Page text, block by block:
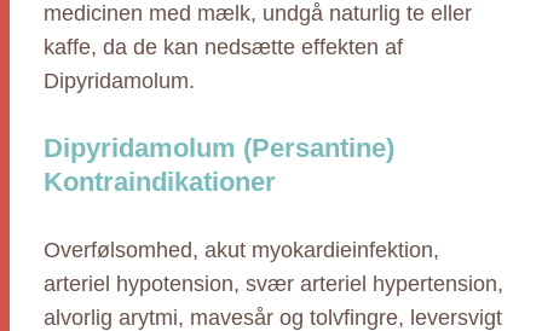
medicinen med mælk, undgå naturlig te eller
kaffe, da de kan nedsætte effekten af
Dipyridamolum.
Dipyridamolum (Persantine)
Kontraindikationer
Overfølsomhed, akut myokardieinfektion,
arteriel hypotension, svær arteriel hypertension,
alvorlig arytmi, mavesår og tolvfingre, leversvigt